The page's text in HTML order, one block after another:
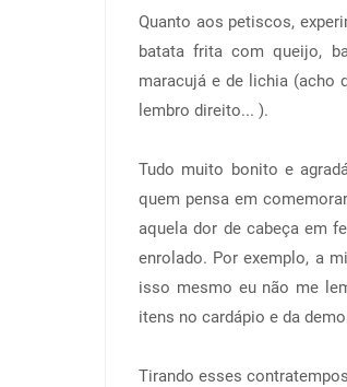
Quanto aos petiscos,
batata frita com queijo,
maracujá e de lichia (acho
lembro direito... ).
Tudo muito bonito e
quem pensa em
aquela dor de cabeça em
enrolado. Por exemplo, a
isso mesmo eu não me
itens no cardápio e da
Tirando esses